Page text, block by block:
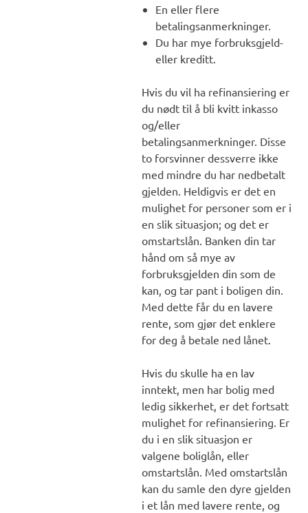
En eller flere
betalingsanmerkninger.
Du har mye forbruksgjeld-
eller kreditt.
Hvis du vil ha refinansiering er
du nødt til å bli kvitt inkasso
og/eller
betalingsanmerkninger. Disse
to forsvinner dessverre ikke
med mindre du har nedbetalt
gjelden. Heldigvis er det en
mulighet for personer som er i
en slik situasjon; og det er
omstartslån. Banken din tar
hånd om så mye av
forbruksgjelden din som de
kan, og tar pant i boligen din.
Med dette får du en lavere
rente, som gjør det enklere
for deg å betale ned lånet.
Hvis du skulle ha en lav
inntekt, men har bolig med
ledig sikkerhet, er det fortsatt
mulighet for refinansiering. Er
du i en slik situasjon er
valgene boliglån, eller
omstartslån. Med omstartslån
kan du samle den dyre gjelden
i et lån med lavere rente, og